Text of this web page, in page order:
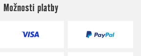
Možnosti platby